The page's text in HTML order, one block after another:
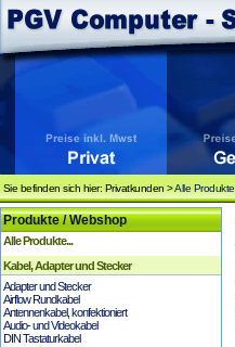
Sie befinden sich hier: Privatkunden >Alle Produkte
Produkte / Webshop
Alle Produkte...
Kabel, Adapter und Stecker
Adapter und Stecker
Airflow Rundkabel
Antennenkabel, konfektioniert
Audio- und Videokabel
DIN Tastaturkabel